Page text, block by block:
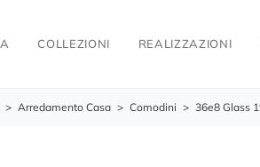
COLLEZIONI REALIZZAZIONI
> Arredamento Casa > Comodini > 36e8 Glass